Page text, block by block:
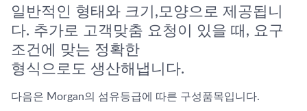
일반적인 형태와 크기,모양으로 제공됩니
다. 추가로 고객맞춤 요청이 있을 때, 요구
조건에 맞는 정확한
형식으로도 생산해냅니다.
다음은 Morgan의 섬유등급에 따른 구성품목입니다.